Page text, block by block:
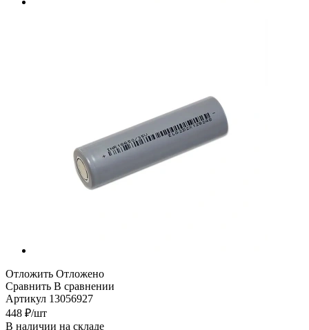
Отложить Отложено
Сравнить В сравнении
Артикул 13056927
448 ₽/шт
В наличии на складе